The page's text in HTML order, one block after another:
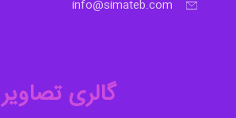
info@simateb.com
گالری تصاویر